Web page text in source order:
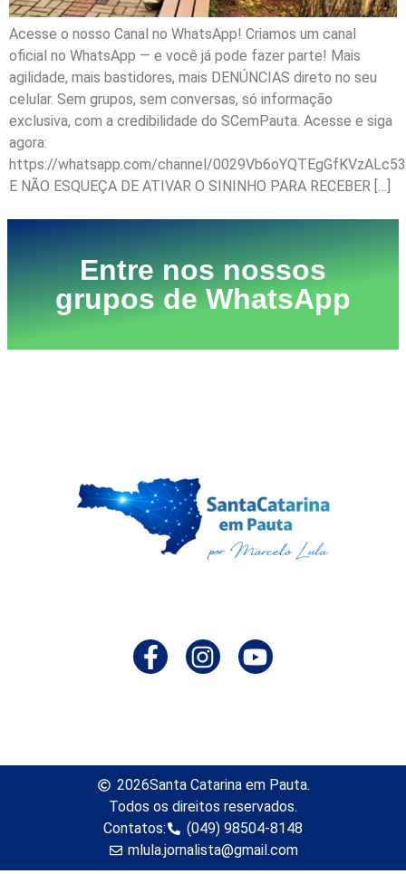
Acesse o nosso Canal no WhatsApp! Criamos um canal
oficial no WhatsApp — e você já pode fazer parte! Mais
agilidade, mais bastidores, mais DENÚNCIAS direto no seu
celular. Sem grupos, sem conversas, só informação
exclusiva, com a credibilidade do SCemPauta. Acesse e siga
agora:
https://whatsapp.com/channel/
E NÃO ESQUEÇA DE ATIVAR O SININHO PARA RECEBER […]
Entre nos nossos
grupos de WhatsApp
2026Santa Catarina em Pauta.
Todos os direitos reservados.
Contatos:
(049) 98504-8148
mlula.jornalista@gmail.com